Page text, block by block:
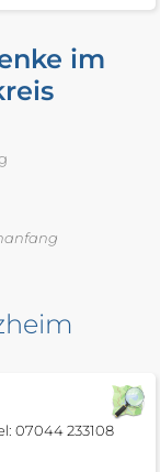
im
07044 233108